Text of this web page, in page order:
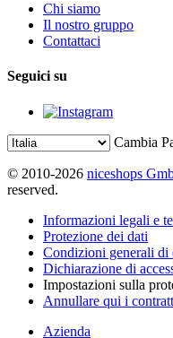
Chi siamo
Il nostro gruppo
Contattaci
Seguici su
Cambia
© 2010-2026 niceshops
reserved.
Informazioni legali e
Protezione dei dati
Condizioni generali di
Dichiarazione di
Impostazioni sulla
Annullare qui i
Azienda